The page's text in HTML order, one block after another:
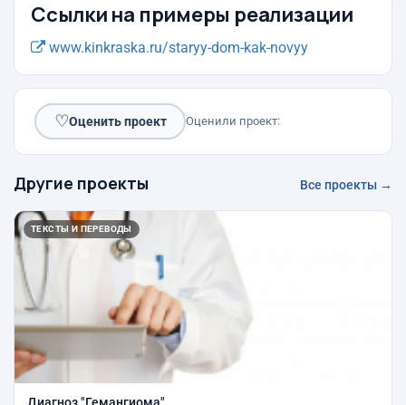
Ссылки на примеры реализации
www.kinkraska.ru/staryy-dom-kak-novyy
♡Оценить проект Оценили проект:
Другие проекты Все проекты →
ТЕКСТЫ И ПЕРЕВОДЫ